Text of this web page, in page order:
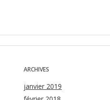
ARCHIVES
janvier 2019